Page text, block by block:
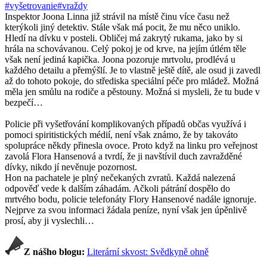
#vyšetrovanie#vraždy
Inspektor Joona Linna již strávil na místě činu více času než
kterýkoli jiný detektiv. Stále však má pocit, že mu něco uniklo.
Hledí na dívku v posteli. Obličej má zakrytý rukama, jako by si
hrála na schovávanou. Celý pokoj je od krve, na jejím útlém těle
však není jediná kapička. Joona pozoruje mrtvolu, prodlévá u
každého detailu a přemýšlí. Je to vlastně ještě dítě, ale osud ji zavedl
až do tohoto pokoje, do střediska speciální péče pro mládež. Možná
měla jen smůlu na rodiče a pěstouny. Možná si mysleli, že tu bude v
bezpečí…
Policie při vyšetřování komplikovaných případů občas využívá i
pomoci spiritistických médií, není však známo, že by takováto
spolupráce někdy přinesla ovoce. Proto když na linku pro veřejnost
zavolá Flora Hansenová a tvrdí, že ji navštívil duch zavražděné
dívky, nikdo jí nevěnuje pozornost.
Hon na pachatele je plný nečekaných zvratů. Každá nalezená
odpověď vede k dalším záhadám. Ačkoli pátrání dospělo do
mrtvého bodu, policie telefonáty Flory Hansenové nadále ignoruje.
Nejprve za svou informaci žádala peníze, nyní však jen úpěnlivě
prosí, aby ji vyslechli…
Z nášho blogu: Literární skvost: Svědkyně ohně